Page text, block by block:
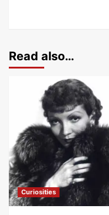
Read also…
Curiosities